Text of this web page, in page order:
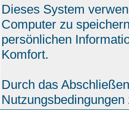
Dieses System
Computer zu
persönlichen
Komfort.
Durch das
Nutzungsbedingungen